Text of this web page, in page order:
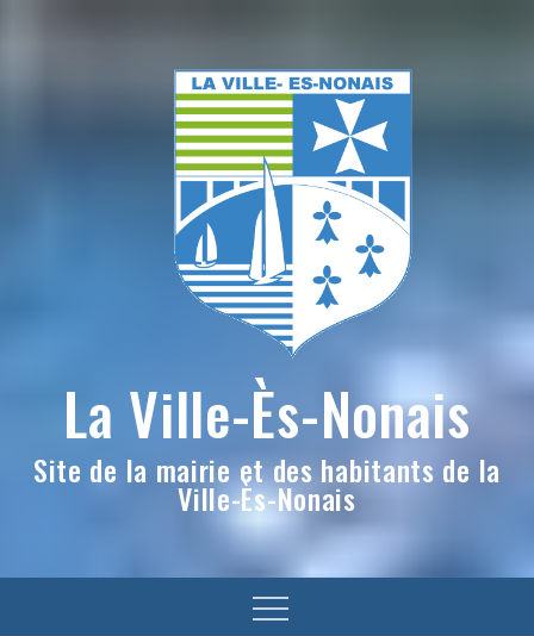
La Ville-Ès-Nonais
Site de la mairie et des habitants de la
Ville-Ès-Nonais
Menu